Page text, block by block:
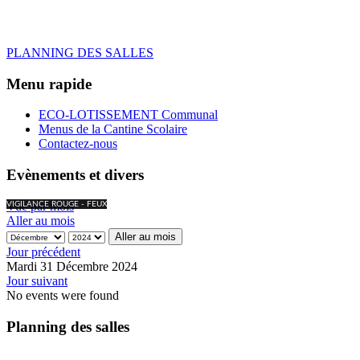
PLANNING DES SALLES
Menu rapide
ECO-LOTISSEMENT Communal
Menus de la Cantine Scolaire
Contactez-nous
Evènements et divers
VIGILANCE ROUGE - FEUX
Vue par mois
Aller au mois
Aller au mois
Jour précédent
Mardi 31 Décembre 2024
Jour suivant
No events were found
Planning des salles